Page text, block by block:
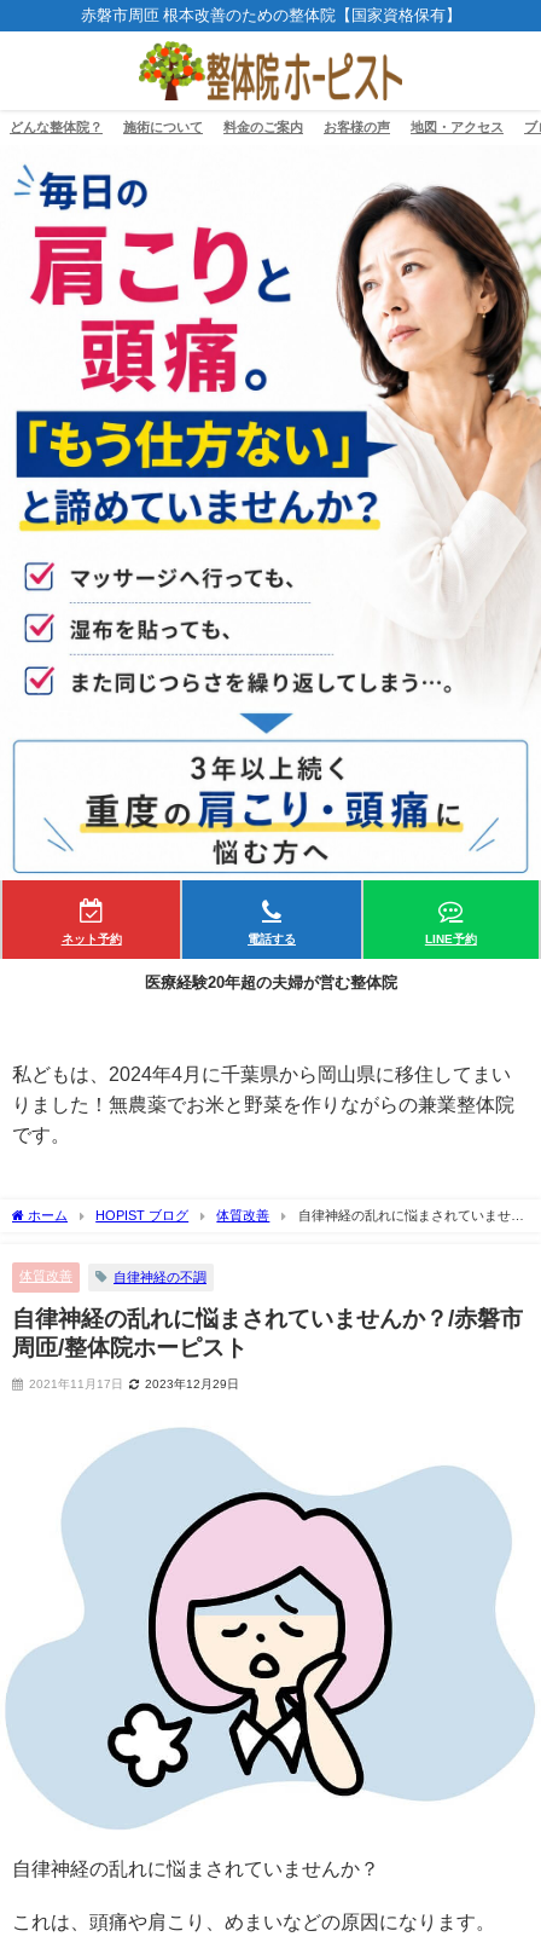
赤磐市周匝 根本改善のための整体院【国家資格保有】
どんな整体院？ 施術について 料金のご案内 お客様の声 地図・アクセス ブ
ネット予約 電話する LINE予約
医療経験20年超の夫婦が営む整体院
私どもは、2024年4月に千葉県から岡山県に移住してまい
りました！無農薬でお米と野菜を作りながらの兼業整体院
です。
ホーム HOPIST ブログ 体質改善
自律神経の乱れに悩まされていません
体質改善 自律神経の不調
自律神経の乱れに悩まされていませんか？/赤磐市
周匝/整体院ホーピスト
2021年11月17日 2023年12月29日
自律神経の乱れに悩まされていませんか？
これは、頭痛や肩こり、めまいなどの原因になります。